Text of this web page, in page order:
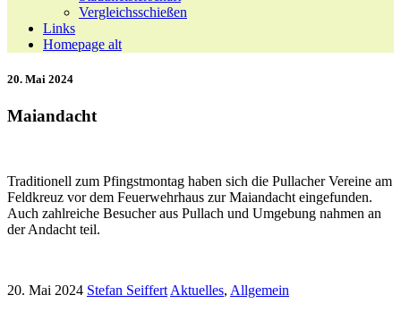
Vergleichsschießen
Links
Homepage alt
20. Mai 2024
Maiandacht
Traditionell zum Pfingstmontag haben sich die Pullacher Vereine am
Feldkreuz vor dem Feuerwehrhaus zur Maiandacht eingefunden.
Auch zahlreiche Besucher aus Pullach und Umgebung nahmen an
der Andacht teil.
20. Mai 2024 Stefan Seiffert Aktuelles, Allgemein